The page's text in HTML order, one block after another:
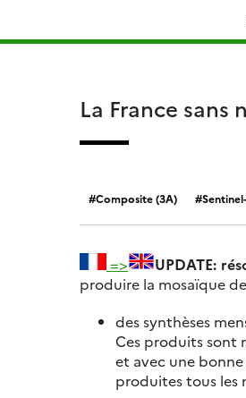
La France sans
Composite (3A)
=> UPDATE:
produire la mosaïque
des synthèses
Ces produits sont
et avec une bonne
produites tous les